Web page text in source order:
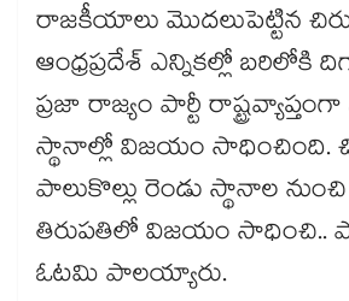
రాజకీయాలు మొదలుపెట్టిన
ఆంధ్రప్రదేశ్ ఎన్నికల్లో బరిలోకి
ప్రజా రాజ్యం పార్టీ
స్థానాల్లో విజయం సాధించింది.
పాలుకొల్లు రెండు స్థానాల
తిరుపతిలో విజయం సాధించి..
ఓటమి పాలయ్యారు.